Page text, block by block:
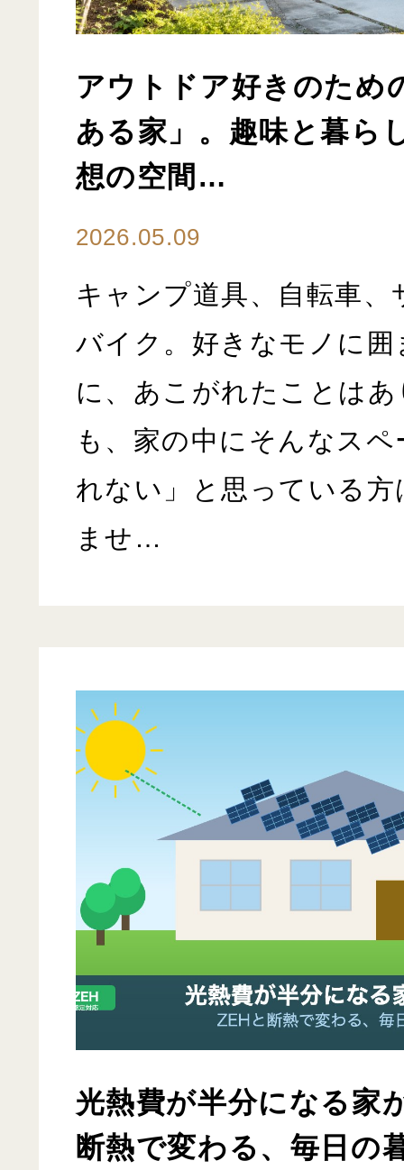
アウトドア好きのため
ある家」。趣味と暮ら
想の空間…
2026.05.09
キャンプ道具、自転車、
バイク。好きなモノに
に、あこがれたことは
も、家の中にそんなス
れない」と思っている
ませ…
光熱費が半分になる家
断熱で変わる、毎日の